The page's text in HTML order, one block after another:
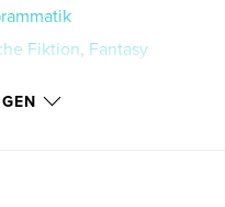
Fiktion, Fantasy